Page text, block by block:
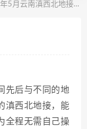
月云南滇西北地接哪个好推荐
先后与不同的地
滇西北地接，能
全程无需自己操